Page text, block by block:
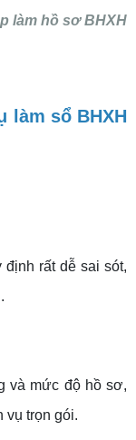
làm hồ sơ BHXH
làm sổ BHXH
định rất dễ sai sót,
và mức độ hồ sơ,
vụ trọn gói.